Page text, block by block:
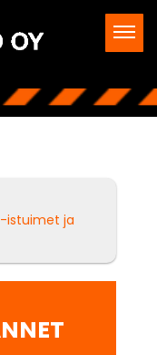
istuimet ja